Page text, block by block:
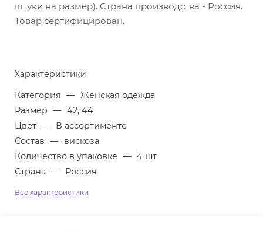
штуки на размер). Страна производства - Россия.
Товар сертифицирован.
Характеристики
Категория — Женская одежда
Размер — 42, 44
Цвет — В ассортименте
Состав — вискоза
Количество в упаковке — 4 шт
Страна — Россия
Все характеристики